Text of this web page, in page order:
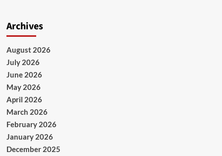
Archives
August 2026
July 2026
June 2026
May 2026
April 2026
March 2026
February 2026
January 2026
December 2025